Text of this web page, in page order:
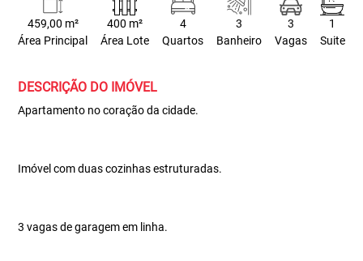
459,00 m²
Área Principal
400 m²
Área Lote
4
Quartos
3
Banheiro
3
Vagas
1
Suite
DESCRIÇÃO DO IMÓVEL
Apartamento no coração da cidade.
Imóvel com duas cozinhas estruturadas.
3 vagas de garagem em linha.